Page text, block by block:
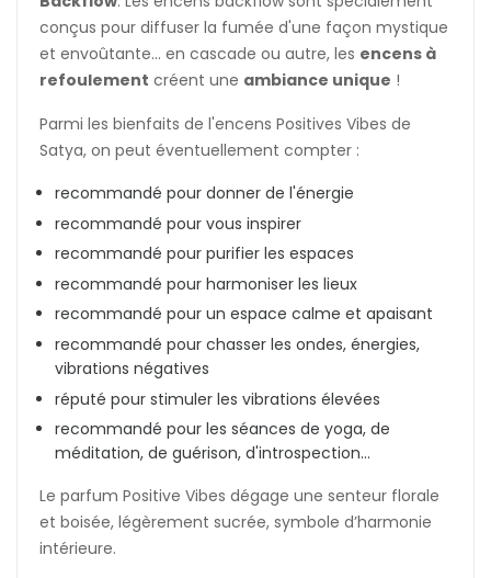
conçus pour diffuser la fumée d'une façon mystique
et envoûtante... en cascade ou autre, les encens à
refoulement créent une ambiance unique !
Parmi les bienfaits de l'encens Positives Vibes de
Satya, on peut éventuellement compter :
recommandé pour donner de l'énergie
recommandé pour vous inspirer
recommandé pour purifier les espaces
recommandé pour harmoniser les lieux
recommandé pour un espace calme et apaisant
recommandé pour chasser les ondes, énergies,
vibrations négatives
réputé pour stimuler les vibrations élevées
recommandé pour les séances de yoga, de
méditation, de guérison, d'introspection...
Le parfum Positive Vibes dégage une senteur florale
et boisée, légèrement sucrée, symbole d’harmonie
intérieure.